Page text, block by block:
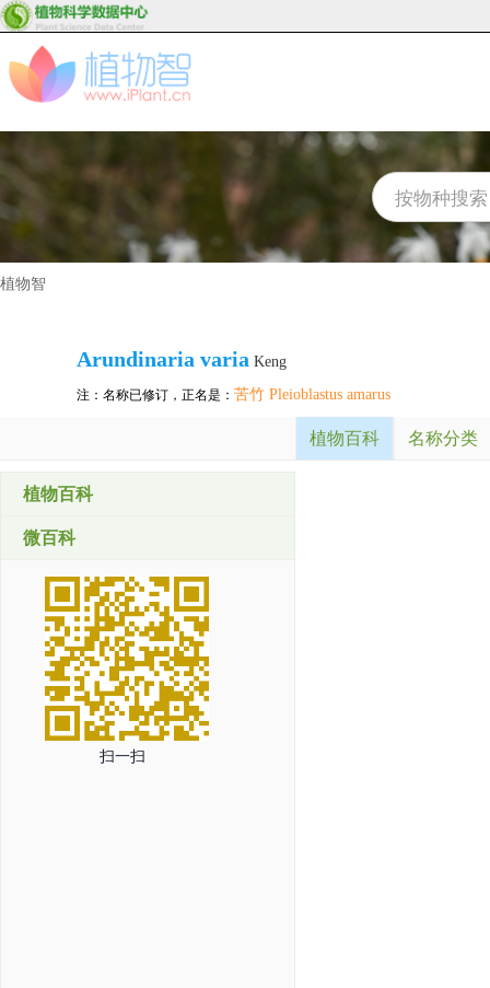
植物智
Arundinaria varia Keng
注：名称已修订，正名是： 苦竹 Pleioblastus amarus
植物百科 名称分类
植物百科
微百科
扫一扫